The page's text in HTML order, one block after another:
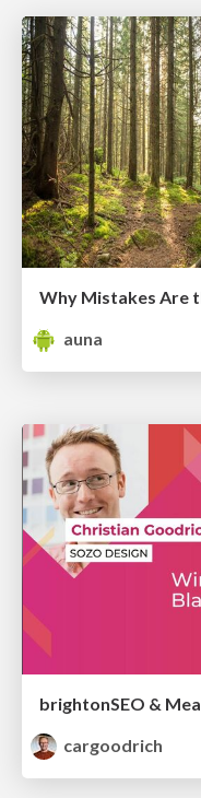
auna
cargoodrich